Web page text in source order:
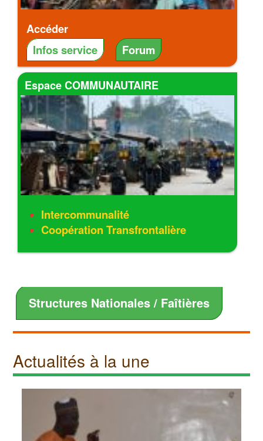
Accéder
Infos service
Forum
Espace COMMUNAUTAIRE
Intercommunalité
Coopération Transfrontalière
Structures Nationales / Faîtières
Actualités à la une